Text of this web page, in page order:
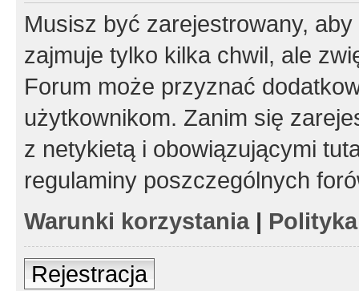
Musisz być zarejestrowany,
zajmuje tylko kilka chwil, ale
Forum może przyznać
użytkownikom. Zanim się
z netykietą i obowiązującymi
regulaminy poszczególnych
Warunki korzystania|
Rejestracja